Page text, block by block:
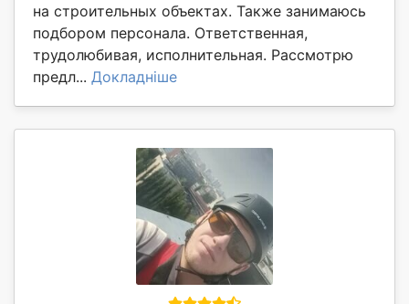
на строительных объектах. Также занимаюсь
подбором персонала. Ответственная,
трудолюбивая, исполнительная. Рассмотрю
предл... Докладніше